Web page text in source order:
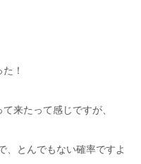
！
来たって感じですが、
、とんでもない確率ですよ